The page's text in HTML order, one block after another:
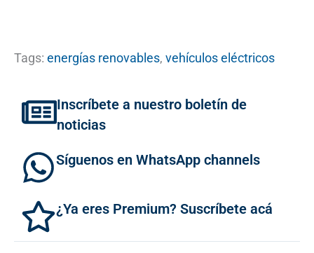
Tags: energías renovables, vehículos eléctricos
Inscríbete a nuestro boletín de
noticias
Síguenos en WhatsApp channels
¿Ya eres Premium? Suscríbete acá